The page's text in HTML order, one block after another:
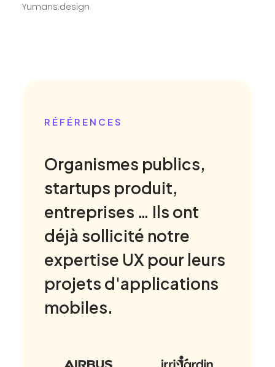
Yumans.design
RÉFÉRENCES
Organismes publics,
startups produit,
entreprises … Ils ont
déjà sollicité notre
expertise UX pour leurs
projets d'applications
mobiles.